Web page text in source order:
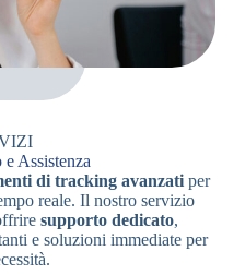
Assistenza
di tracking avanzatiper
reale. Il nostro servizio
supporto dedicato,
e soluzioni immediate per